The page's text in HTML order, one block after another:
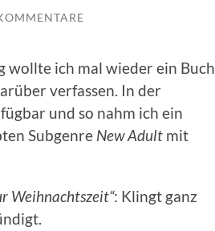
wollte ich mal wieder ein Buch
verfassen. In der
und so nahm ich ein
Subgenre New Adult mit
Weihnachtszeit“: Klingt ganz